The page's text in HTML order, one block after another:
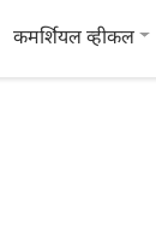
कमर्शियल व्हीकल